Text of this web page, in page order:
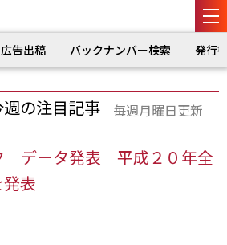
広告出稿 バックナンバー検索 発行
の注目記事 毎週月曜日更新
データ発表 平成２０年全
表